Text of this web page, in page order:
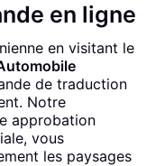
en ligne
en visitant le
de traduction
Notre
approbation
vous
les paysages